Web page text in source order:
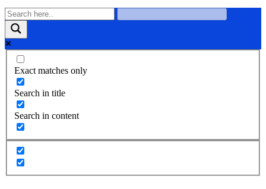
Exact matches only
Search in title
Search in content